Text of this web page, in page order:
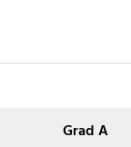
Grad A